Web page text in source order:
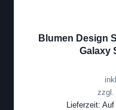
Blumen Design
Galaxy
zzgl.
Lieferzeit: Auf